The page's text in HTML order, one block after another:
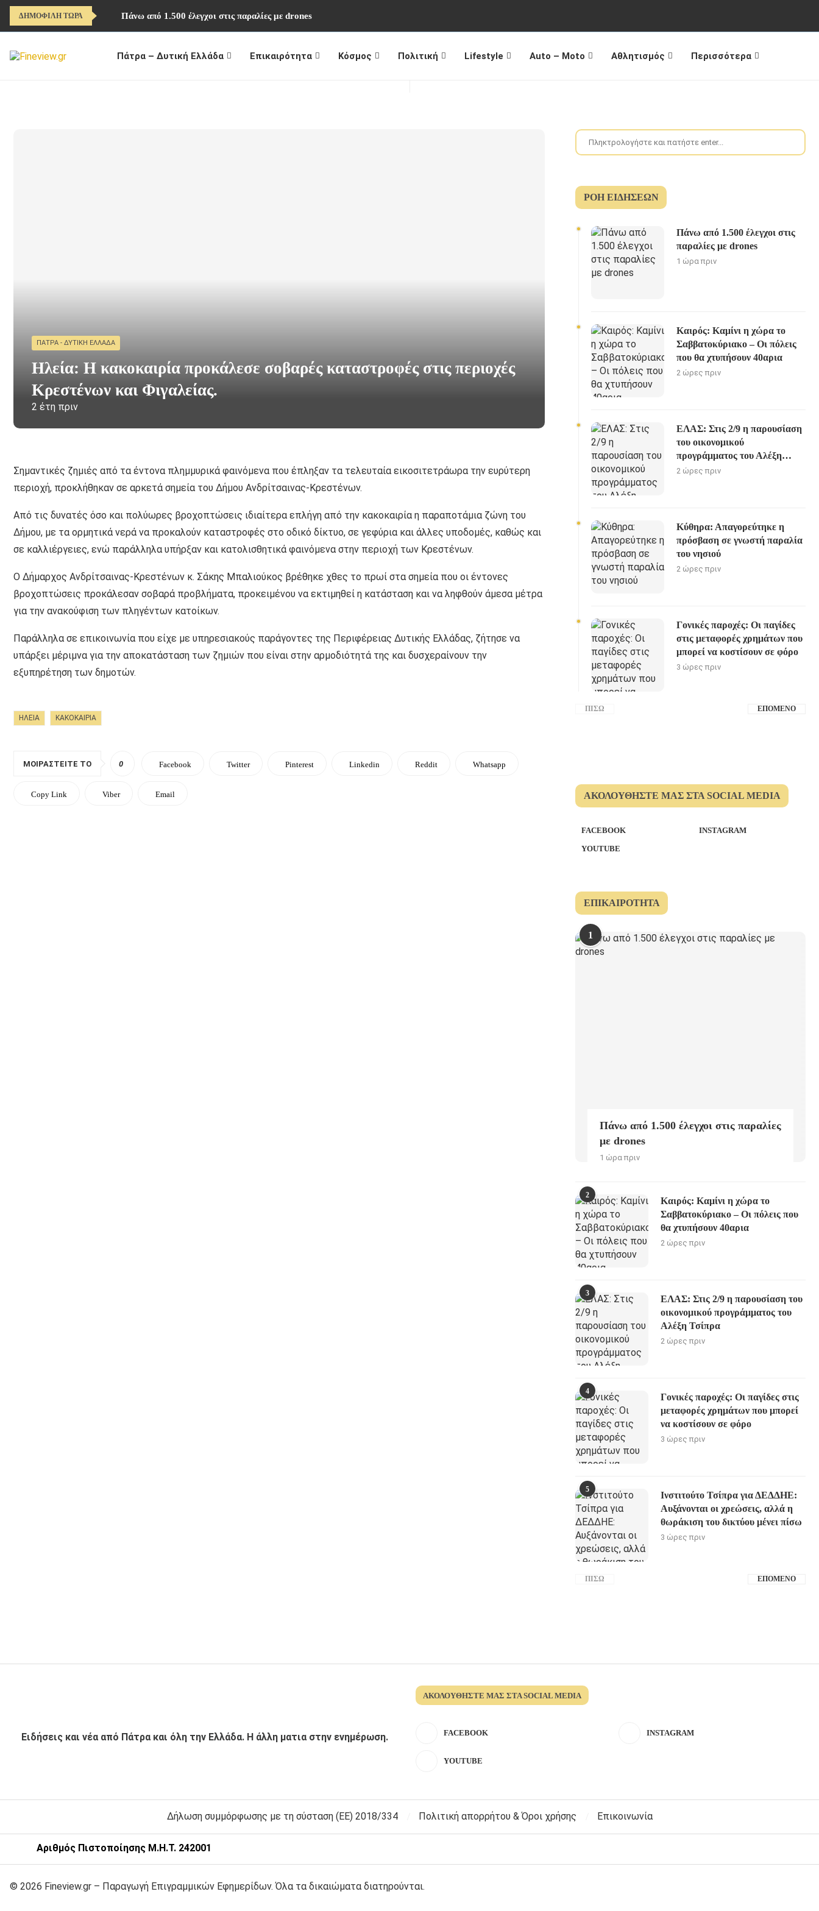
ΔΗΜΟΦΙΛΗ ΤΩΡΑ Πάνω από 1.500 έλεγχοι στις παραλίες με drones
Πάτρα – Δυτική Ελλάδα Επικαιρότητα Κόσμος Πολιτική Lifestyle Auto – Moto Αθλητισμός Περισσότερα
ΠΆΤΡΑ - ΔΥΤΙΚΉ ΕΛΛΆΔΑ
Ηλεία: Η κακοκαιρία προκάλεσε σοβαρές καταστροφές στις περιοχές
Κρεστένων και Φιγαλείας.
2 έτη πριν
Σημαντικές ζημιές από τα έντονα πλημμυρικά φαινόμενα που έπληξαν τα τελευταία εικοσιτετράωρα την ευρύτερη
περιοχή, προκλήθηκαν σε αρκετά σημεία του Δήμου Ανδρίτσαινας-Κρεστένων.
Από τις δυνατές όσο και πολύωρες βροχοπτώσεις ιδιαίτερα επλήγη από την κακοκαιρία η παραποτάμια ζώνη του
Δήμου, με τα ορμητικά νερά να προκαλούν καταστροφές στο οδικό δίκτυο, σε γεφύρια και άλλες υποδομές, καθώς και
σε καλλιέργειες, ενώ παράλληλα υπήρξαν και κατολισθητικά φαινόμενα στην περιοχή των Κρεστένων.
Ο Δήμαρχος Ανδρίτσαινας-Κρεστένων κ. Σάκης Μπαλιούκος βρέθηκε χθες το πρωί στα σημεία που οι έντονες
βροχοπτώσεις προκάλεσαν σοβαρά προβλήματα, προκειμένου να εκτιμηθεί η κατάσταση και να ληφθούν άμεσα μέτρα
για την ανακούφιση των πληγέντων κατοίκων.
Παράλληλα σε επικοινωνία που είχε με υπηρεσιακούς παράγοντες της Περιφέρειας Δυτικής Ελλάδας, ζήτησε να
υπάρξει μέριμνα για την αποκατάσταση των ζημιών που είναι στην αρμοδιότητά της και δυσχεραίνουν την
εξυπηρέτηση των δημοτών.
ΗΛΕΙΑ ΚΑΚΟΚΑΙΡΙΑ
ΜΟΙΡΑΣΤΕΊΤΕ ΤΟ 0 Facebook Twitter Pinterest Linkedin Reddit Whatsapp
Copy Link Viber Email
ΡΟΉ ΕΙΔΉΣΕΩΝ
Πάνω από 1.500 έλεγχοι στις
παραλίες με drones
1 ώρα πριν
Καιρός: Καμίνι η χώρα το
Σαββατοκύριακο – Οι πόλεις
που θα χτυπήσουν 40αρια
2 ώρες πριν
ΕΛΑΣ: Στις 2/9 η παρουσίαση
του οικονομικού
προγράμματος του Αλέξη
Τσίπρα
2 ώρες πριν
Κύθηρα: Απαγορεύτηκε η
πρόσβαση σε γνωστή παραλία
του νησιού
2 ώρες πριν
Γονικές παροχές: Οι παγίδες
στις μεταφορές χρημάτων που
μπορεί να κοστίσουν σε φόρο
3 ώρες πριν
ΠΊΣΩ ΕΠΌΜΕΝΟ
ΑΚΟΛΟΥΘΉΣΤΕ ΜΑΣ ΣΤΑ SOCIAL MEDIA
FACEBOOK
INSTAGRAM
YOUTUBE
ΕΠΙΚΑΙΡΌΤΗΤΑ
1
Πάνω από 1.500 έλεγχοι στις παραλίες
με drones
1 ώρα πριν
2
Καιρός: Καμίνι η χώρα το
Σαββατοκύριακο – Οι πόλεις που
θα χτυπήσουν 40αρια
2 ώρες πριν
3
ΕΛΑΣ: Στις 2/9 η παρουσίαση του
οικονομικού προγράμματος του
Αλέξη Τσίπρα
2 ώρες πριν
4
Γονικές παροχές: Οι παγίδες στις
μεταφορές χρημάτων που μπορεί
να κοστίσουν σε φόρο
3 ώρες πριν
5
Ινστιτούτο Τσίπρα για ΔΕΔΔΗΕ:
Αυξάνονται οι χρεώσεις, αλλά η
θωράκιση του δικτύου μένει πίσω
3 ώρες πριν
ΠΊΣΩ ΕΠΌΜΕΝΟ
Ειδήσεις και νέα από Πάτρα και όλη την Ελλάδα. Η άλλη ματια στην ενημέρωση.
ΑΚΟΛΟΥΘΉΣΤΕ ΜΑΣ ΣΤΑ SOCIAL MEDIA
FACEBOOK INSTAGRAM
YOUTUBE
Δήλωση συμμόρφωσης με τη σύσταση (ΕΕ) 2018/334 Πολιτική απορρήτου & Όροι χρήσης Επικοινωνία
Αριθμός Πιστοποίησης Μ.Η.Τ. 242001
© 2026 Fineview.gr – Παραγωγή Επιγραμμικών Εφημερίδων. Όλα τα δικαιώματα διατηρούνται.